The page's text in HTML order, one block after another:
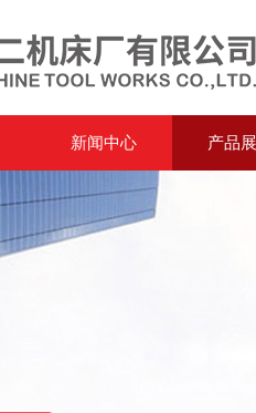
新闻中心 产品